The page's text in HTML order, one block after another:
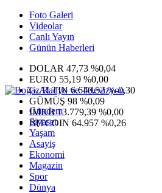
Foto Galeri
Videolar
Canlı Yayın
Günün Haberleri
DOLAR 47,73 %0,04
EURO 55,19 %0,00
G.ALTIN6.640,52 %-0,30
GÜMÜŞ 98 %0,09
IMKB13.779,39 %0,00
BITCOIN 64.957 %0,26
Gündem
Siyaset
Yaşam
Asayiş
Ekonomi
Magazin
Spor
Dünya